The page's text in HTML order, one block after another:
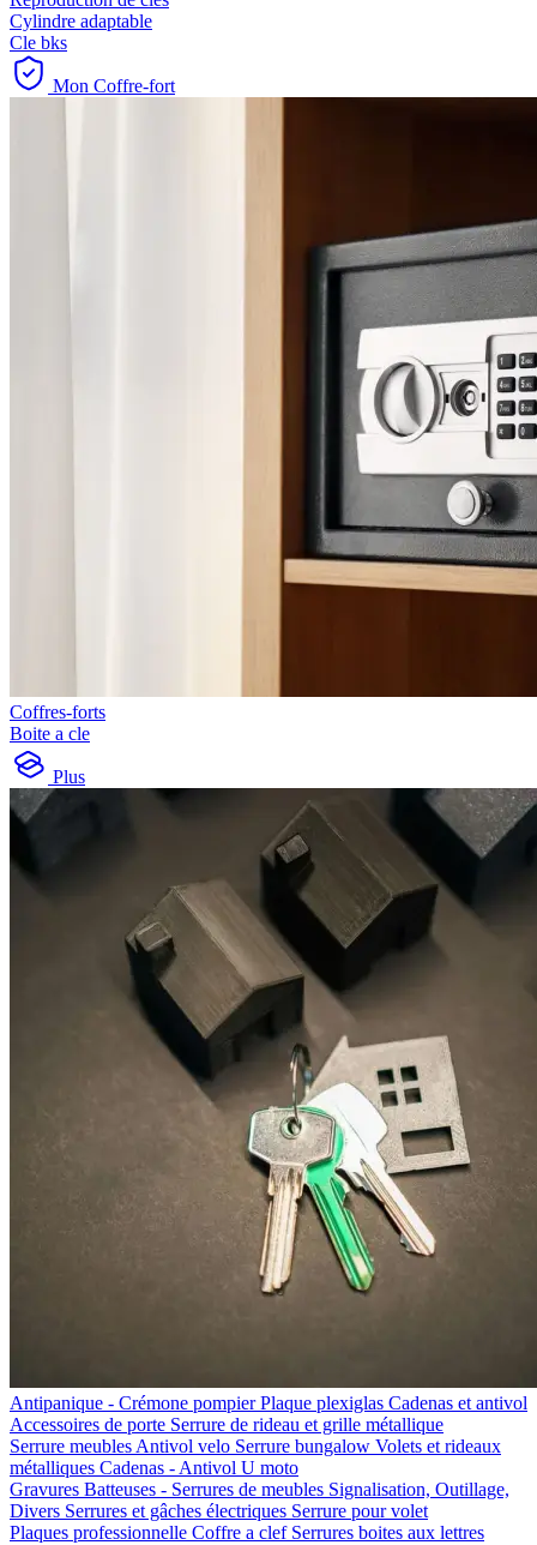
Cylindre adaptable
Cle bks
Mon Coffre-fort
Coffres-forts
Boite a cle
Plus
Antipanique - Crémone pompierPlaque plexiglas Cadenas et antivol
Accessoires de porte Serrure de rideau et grille métallique
Serrure meubles Antivol velo Serrure bungalow Volets et rideaux
métalliques Cadenas - Antivol U moto
Gravures Batteuses - Serrures de meubles Signalisation, Outillage,
Divers Serrures et gâches électriques Serrure pour volet
Plaques professionnelle Coffre a clef Serrures boites aux lettres